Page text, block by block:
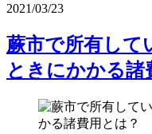
2021/03/23
蕨市で所有して
ときにかかる諸